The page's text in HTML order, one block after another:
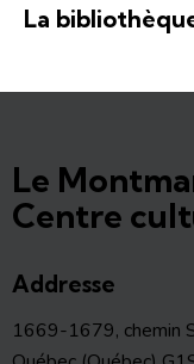
La
Le
Centre
Addresse
1669-1679, chemin